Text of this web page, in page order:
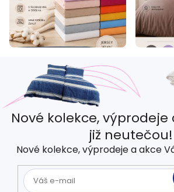
Nové kolekce,
již neutečou!
Nové kolekce, výprodeje a akce